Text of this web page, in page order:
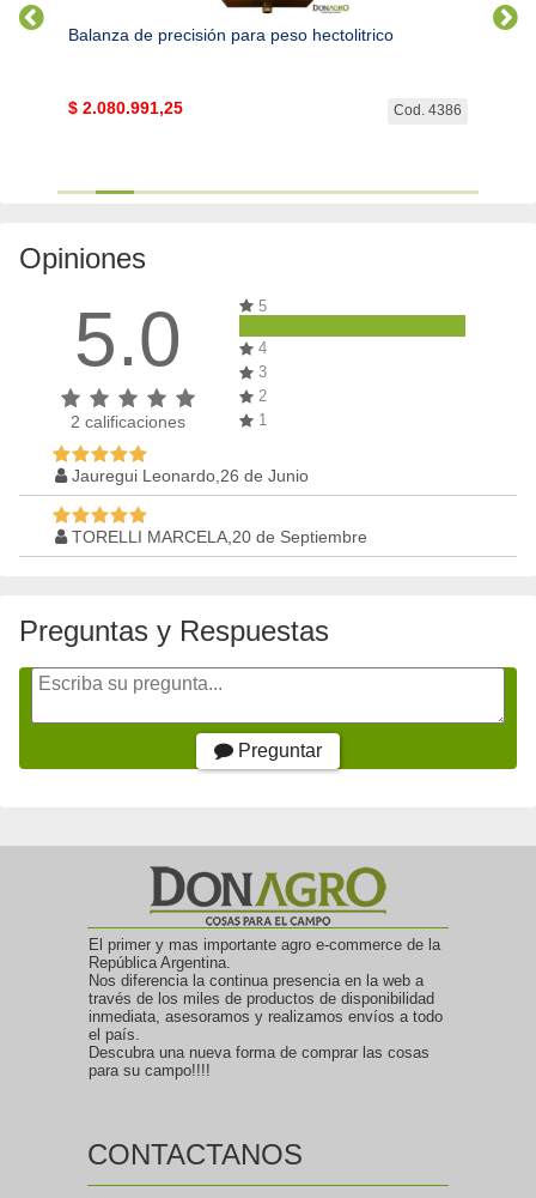
Balanza de precisión para peso hectolitrico
Cod. 4386
$ 2.080.991,25
Opiniones
5.0
2 calificaciones
5
4
3
2
1
Jauregui Leonardo,26 de Junio
TORELLI MARCELA,20 de Septiembre
Preguntas y Respuestas
Preguntar
El primer y mas importante agro e-commerce de la
República Argentina.
Nos diferencia la continua presencia en la web a
través de los miles de productos de disponibilidad
inmediata, asesoramos y realizamos envíos a todo
el país.
Descubra una nueva forma de comprar las cosas
para su campo!!!!
CONTACTANOS